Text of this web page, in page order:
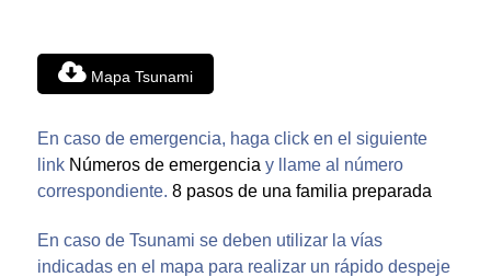
Mapa Tsunami
En caso de emergencia, haga click en el siguiente
link Números de emergencia y llame al número
correspondiente. 8 pasos de una familia preparada
En caso de Tsunami se deben utilizar la vías
indicadas en el mapa para realizar un rápido despeje